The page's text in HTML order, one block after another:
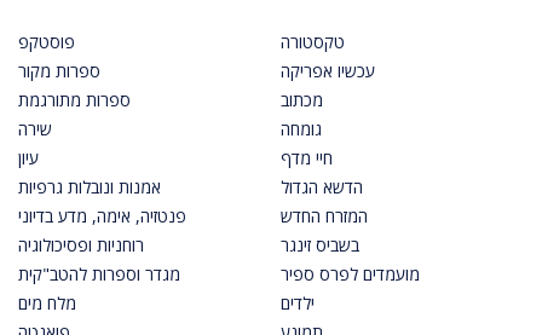
פוסטקפ
ספרות מקור
ספרות מתורגמת
שירה
עיון
אמנות ונובלות גרפיות
פנטזיה, אימה, מדע בדיוני
רוחניות ופסיכולוגיה
מגדר וספרות להטב"קית
מלח מים
טקסטורה
עכשיו אפריקה
מכתוב
גומחה
חיי מדף
הדשא הגדול
המזרח החדש
בשביס זינגר
מועמדים לפרס ספיר
ילדים